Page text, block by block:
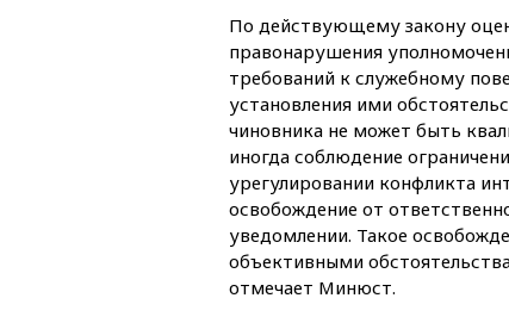
По действующему закону
правонарушения
требований к служебному
установления ими
чиновника не может быть
иногда соблюдение
урегулировании конфликта
освобождение от
уведомлении. Такое
объективными
отмечает Минюст.